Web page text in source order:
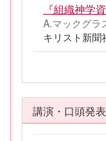
『組織神学
A.マックグラ
キリスト新聞
講演・口頭発